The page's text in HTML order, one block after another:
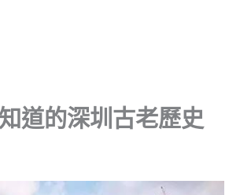
道的深圳古老歷史